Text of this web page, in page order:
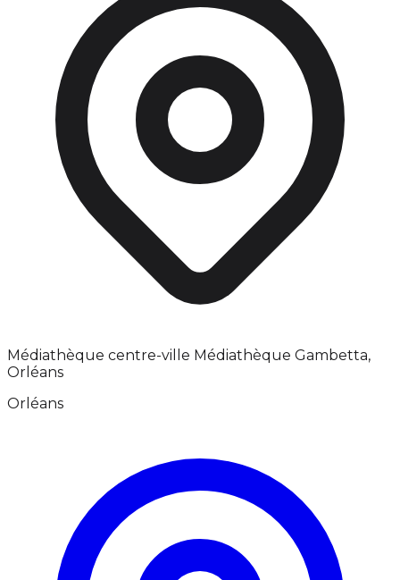
Médiathèque centre-ville Médiathèque Gambetta,
Orléans
Orléans